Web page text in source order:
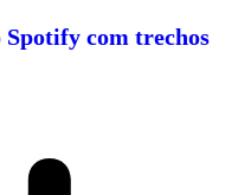
com trechos